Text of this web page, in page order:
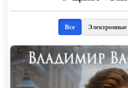
Все Электронные